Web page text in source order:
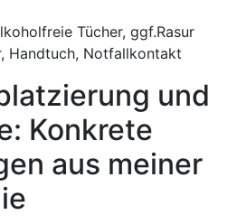
Tücher, ggf.Rasur
Handtuch, Notfallkontakt
‍und
Konkrete
aus meiner